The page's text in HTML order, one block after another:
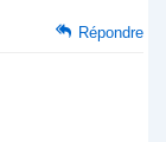
Répondre